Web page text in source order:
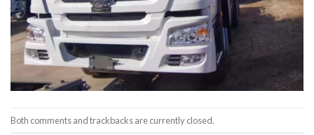
Both comments and trackbacks are currently closed.